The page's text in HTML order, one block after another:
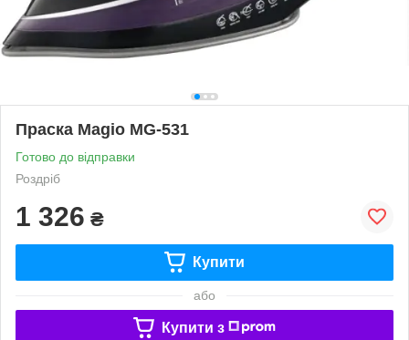
Праска Magio MG-531
Готово до відправки
Роздріб
1 326 ₴
Купити
або
Купити з